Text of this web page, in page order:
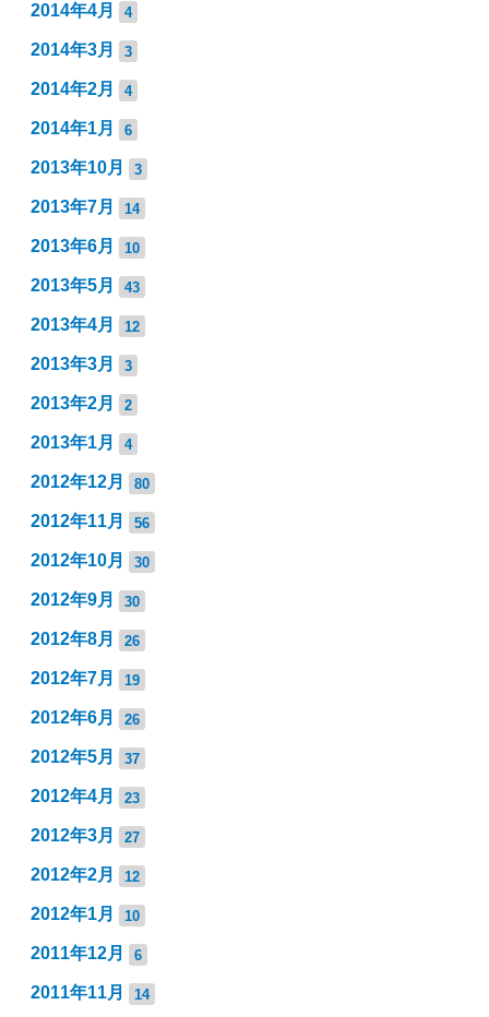
2014年4月 4
2014年3月 3
2014年2月 4
2014年1月 6
2013年10月 3
2013年7月 14
2013年6月 10
2013年5月 43
2013年4月 12
2013年3月 3
2013年2月 2
2013年1月 4
2012年12月 80
2012年11月 56
2012年10月 30
2012年9月 30
2012年8月 26
2012年7月 19
2012年6月 26
2012年5月 37
2012年4月 23
2012年3月 27
2012年2月 12
2012年1月 10
2011年12月 6
2011年11月 14